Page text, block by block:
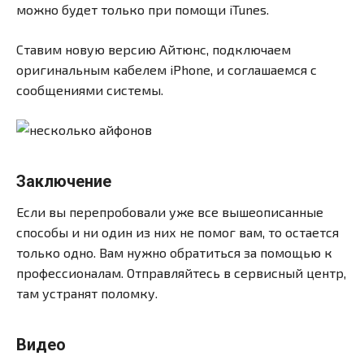
можно будет только при помощи iTunes.
Ставим новую версию Айтюнс, подключаем
оригинальным кабелем iPhone, и соглашаемся с
сообщениями системы.
Заключение
Если вы перепробовали уже все вышеописанные
способы и ни один из них не помог вам, то остается
только одно. Вам нужно обратиться за помощью к
профессионалам. Отправляйтесь в сервисный центр,
там устранят поломку.
Видео